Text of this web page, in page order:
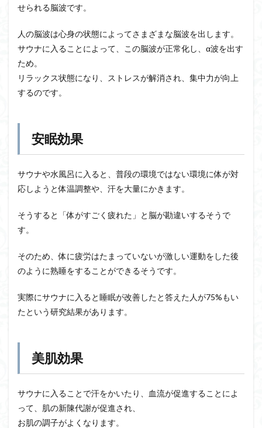
せられる脳波です。
人の脳波は心身の状態によってさまざまな脳波を出します。
サウナに入ることによって、この脳波が正常化し、α波を出す
ため。
リラックス状態になり、ストレスが解消され、集中力が向上
するのです。
安眠効果
サウナや水風呂に入ると、普段の環境ではない環境に体が対
応しようと体温調整や、汗を大量にかきます。
そうすると「体がすごく疲れた」と脳が勘違いするそうで
す。
そのため、体に疲労はたまっていないが激しい運動をした後
のように熟睡をすることができるそうです。
実際にサウナに入ると睡眠が改善したと答えた人が75%もい
たという研究結果があります。
美肌効果
サウナに入ることで汗をかいたり、血流が促進することによ
って、肌の新陳代謝が促進され、
お肌の調子がよくなります。